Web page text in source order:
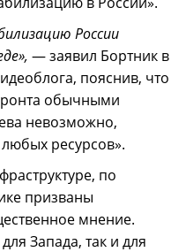
России
— заявил Бортник в
пояснив, что
обычными
невозможно,
ресурсов».
по
призваны
мнение.
Запада, так и для